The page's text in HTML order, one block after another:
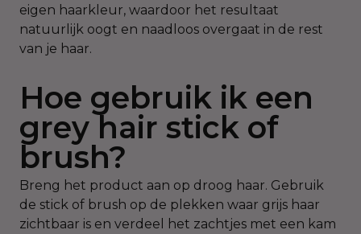
eigen haarkleur, waardoor het resultaat
natuurlijk oogt en naadloos overgaat in de rest
van je haar.
Hoe gebruik ik een
grey hair stick of
brush?
Breng het product aan op droog haar. Gebruik
de stick of brush op de plekken waar grijs haar
zichtbaar is en verdeel het zachtjes met een kam